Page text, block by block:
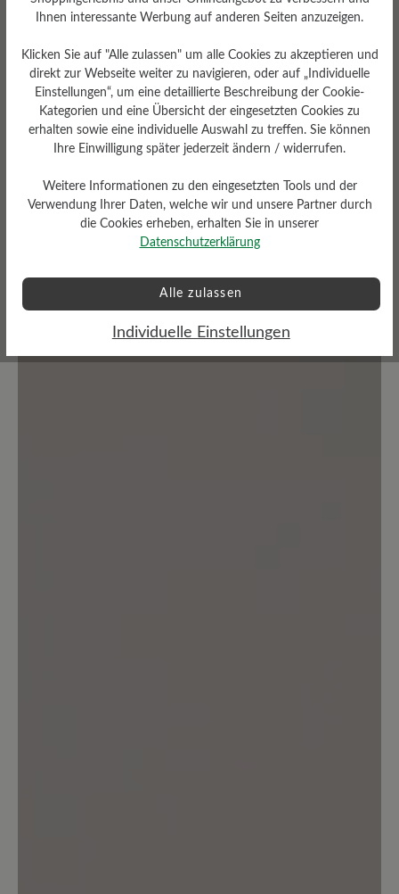
Bewertungen lesen
0 von 0 Bewertungen
Durchschnittliche Bewertung
Bewerten Sie dieses Produkt!
Teilen Sie Ihre Erfahrungen mit anderen
Kunden.
Ihnen interessante Werbung auf anderen Seiten anzuzeigen.
Klicken Sie auf "Alle zulassen" um alle Cookies zu akzeptieren und
direkt zur Webseite weiter zu navigieren, oder auf „Individuelle
Einstellungen“, um eine detaillierte Beschreibung der Cookie-
Kategorien und eine Übersicht der eingesetzten Cookies zu
erhalten sowie eine individuelle Auswahl zu treffen. Sie können
Ihre Einwilligung später jederzeit ändern / widerrufen.
Weitere Informationen zu den eingesetzten Tools und der
Verwendung Ihrer Daten, welche wir und unsere Partner durch
die Cookies erheben, erhalten Sie in unserer
Datenschutzerklärung
Alle zulassen
Individuelle Einstellungen